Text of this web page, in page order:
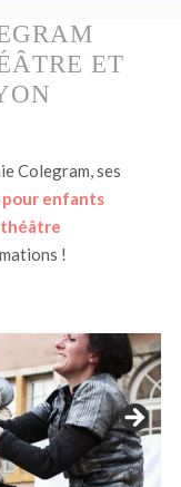
ET
Colegram, ses
enfants
théâtre
!